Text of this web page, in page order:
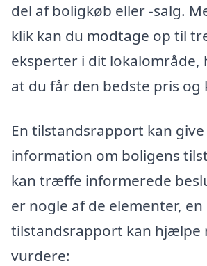
del af boligkøb eller -salg.
klik kan du modtage op til
eksperter i dit lokalområde,
at du får den bedste pris og
En tilstandsrapport kan
information om boligens
kan træffe informerede
er nogle af de elementer, en
tilstandsrapport kan hjælpe
vurdere: